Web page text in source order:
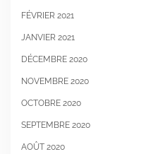
FÉVRIER 2021
JANVIER 2021
DÉCEMBRE 2020
NOVEMBRE 2020
OCTOBRE 2020
SEPTEMBRE 2020
AOÛT 2020